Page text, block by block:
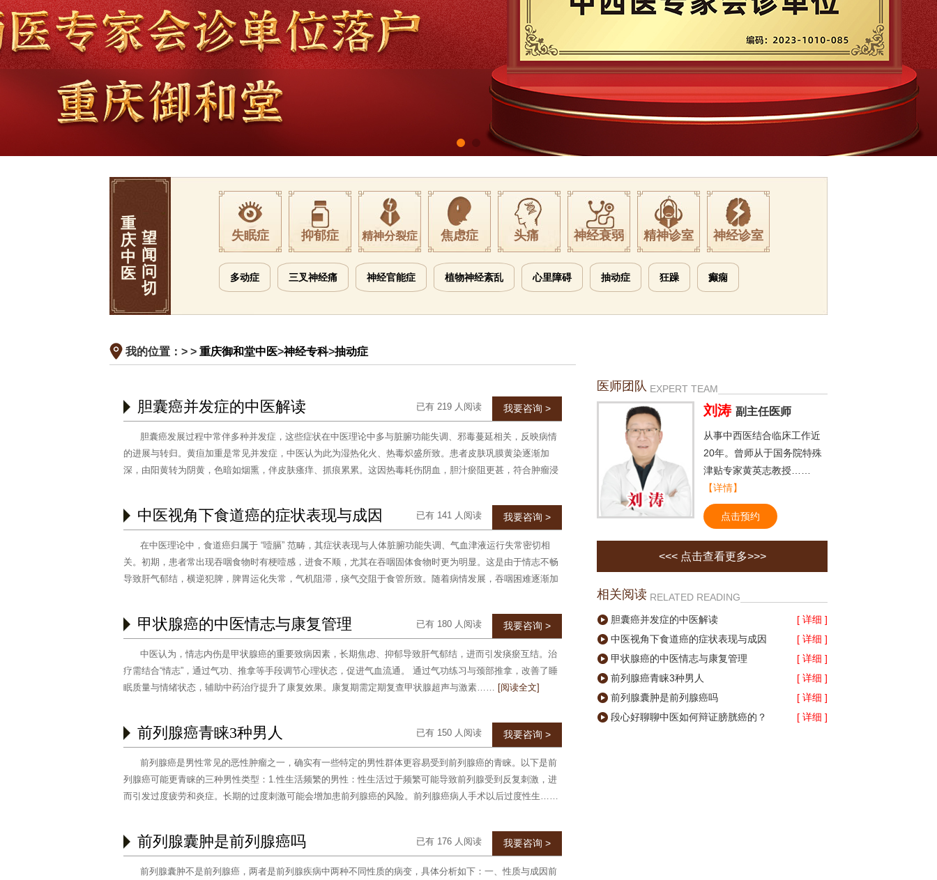
重
庆
中
医
望
闻
问
切
失眠症 抑郁症 精神分裂症 焦虑症 头痛 神经衰弱 精神诊室 神经诊室
多动症 三叉神经痛 神经官能症 植物神经紊乱 心里障碍 抽动症 狂躁 癫痫
我的位置：> > 重庆御和堂中医>神经专科>抽动症
胆囊癌并发症的中医解读 已有 219 人阅读 我要咨询 >
胆囊癌发展过程中常伴多种并发症，这些症状在中医理论中多与脏腑功能失调、邪毒蔓延相关，反映病情
的进展与转归。黄疸加重是常见并发症，中医认为此为湿热化火、热毒炽盛所致。患者皮肤巩膜黄染逐渐加
深，由阳黄转为阴黄，色暗如烟熏，伴皮肤瘙痒、抓痕累累。这因热毒耗伤阴血，胆汁瘀阻更甚，符合肿瘤浸
中医视角下食道癌的症状表现与成因 已有 141 人阅读 我要咨询 >
在中医理论中，食道癌归属于 “噎膈” 范畴，其症状表现与人体脏腑功能失调、气血津液运行失常密切相
关。初期，患者常出现吞咽食物时有梗噎感，进食不顺，尤其在吞咽固体食物时更为明显。这是由于情志不畅
导致肝气郁结，横逆犯脾，脾胃运化失常，气机阻滞，痰气交阻于食管所致。随着病情发展，吞咽困难逐渐加
甲状腺癌的中医情志与康复管理 已有 180 人阅读 我要咨询 >
中医认为，情志内伤是甲状腺癌的重要致病因素，长期焦虑、抑郁导致肝气郁结，进而引发痰瘀互结。治
疗需结合“情志”，通过气功、推拿等手段调节心理状态，促进气血流通。 通过气功练习与颈部推拿，改善了睡
眠质量与情绪状态，辅助中药治疗提升了康复效果。康复期需定期复查甲状腺超声与激素…… [阅读全文]
前列腺癌青睐3种男人 已有 150 人阅读 我要咨询 >
前列腺癌是男性常见的恶性肿瘤之一，确实有一些特定的男性群体更容易受到前列腺癌的青睐。以下是前
列腺癌可能更青睐的三种男性类型：1.性生活频繁的男性：性生活过于频繁可能导致前列腺受到反复刺激，进
而引发过度疲劳和炎症。长期的过度刺激可能会增加患前列腺癌的风险。前列腺癌病人手术以后过度性生……
前列腺囊肿是前列腺癌吗 已有 176 人阅读 我要咨询 >
前列腺囊肿不是前列腺癌，两者是前列腺疾病中两种不同性质的病变，具体分析如下：一、性质与成因前
医师团队 EXPERT TEAM
刘涛 副主任医师
从事中西医结合临床工作近
20年。曾师从于国务院特殊
津贴专家黄英志教授……
【详情】
点击预约
<<< 点击查看更多>>>
相关阅读 RELATED READING
胆囊癌并发症的中医解读
[ 详细 ]
中医视角下食道癌的症状表现与成因
[ 详细 ]
甲状腺癌的中医情志与康复管理
[ 详细 ]
前列腺癌青睐3种男人
[ 详细 ]
前列腺囊肿是前列腺癌吗
[ 详细 ]
段心好聊聊中医如何辩证膀胱癌的？
[ 详细 ]